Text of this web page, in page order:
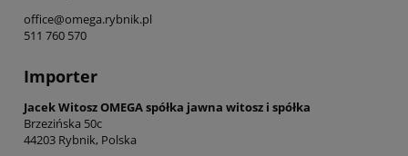
office@omega.rybnik.pl
511 760 570
Importer
Jacek Witosz OMEGA spółka jawna witosz i spółka
Brzezińska 50c
44203 Rybnik, Polska